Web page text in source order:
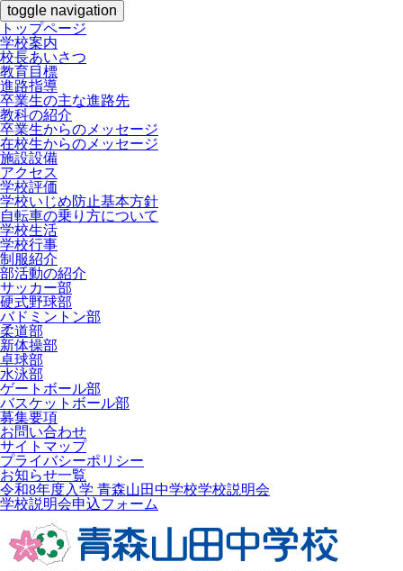
toggle navigation
トップページ
学校案内
校長あいさつ
教育目標
進路指導
卒業生の主な進路先
教科の紹介
卒業生からのメッセージ
在校生からのメッセージ
施設設備
アクセス
学校評価
学校いじめ防止基本方針
自転車の乗り方について
学校生活
学校行事
制服紹介
部活動の紹介
サッカー部
硬式野球部
バドミントン部
柔道部
新体操部
卓球部
水泳部
ゲートボール部
バスケットボール部
募集要項
お問い合わせ
サイトマップ
プライバシーポリシー
お知らせ一覧
令和8年度入学 青森山田中学校学校説明会
学校説明会申込フォーム